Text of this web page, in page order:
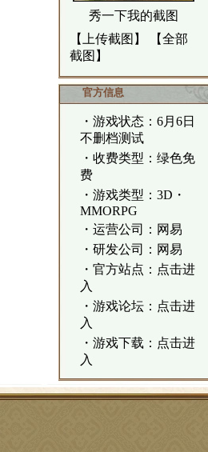
秀一下我的截图
【
上传截图 】 【全部
截图 】
官方信息
・游戏状态：6月6日
不删档测试
・收费类型：绿色免
费
・游戏类型：3D・
MMORPG
・运营公司：网易
・研发公司：网易
・官方站点： 点击进
入
・游戏论坛： 点击进
入
・游戏下载： 点击进
入